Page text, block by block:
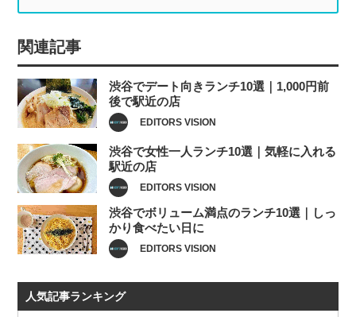
関連記事
渋谷でデート向きランチ10選｜1,000円前
後で駅近の店
EDITORS VISION
渋谷で女性一人ランチ10選｜気軽に入れる
駅近の店
EDITORS VISION
渋谷でボリューム満点のランチ10選｜しっ
かり食べたい日に
EDITORS VISION
人気記事ランキング